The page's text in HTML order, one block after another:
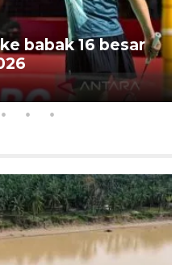
babak 16 besar